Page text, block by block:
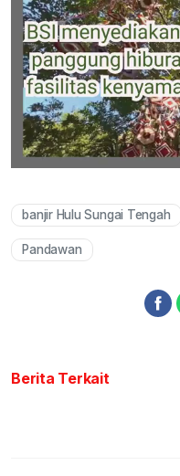
banjir Hulu Sungai Tengah
Pandawan
Berita Terkait